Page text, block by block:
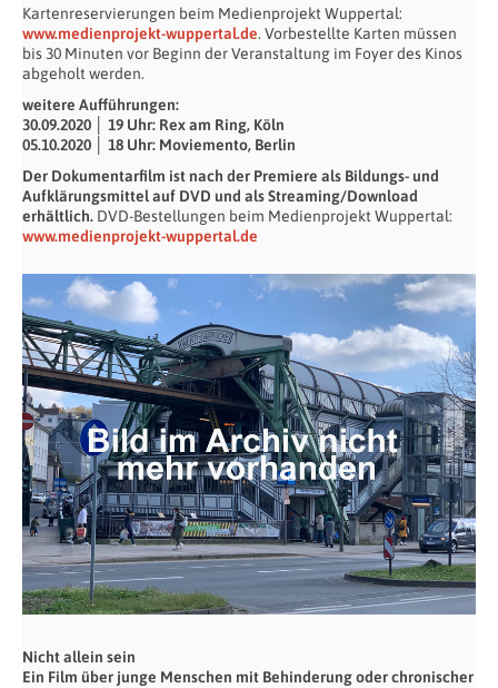
Kartenreservierungen beim Medienprojekt Wuppertal:
www.medienprojekt-wuppertal.de. Vorbestellte Karten müssen
bis 30 Minuten vor Beginn der Veranstaltung im Foyer des Kinos
abgeholt werden.
weitere Aufführungen:
30.09.2020 │ 19 Uhr: Rex am Ring, Köln
05.10.2020 │ 18 Uhr: Moviemento, Berlin
Der Dokumentarfilm ist nach der Premiere als Bildungs- und
Aufklärungsmittel auf DVD und als Streaming/Download
erhältlich. DVD-Bestellungen beim Medienprojekt Wuppertal:
www.medienprojekt-wuppertal.de
Nicht allein sein
Ein Film über junge Menschen mit Behinderung oder chronischer